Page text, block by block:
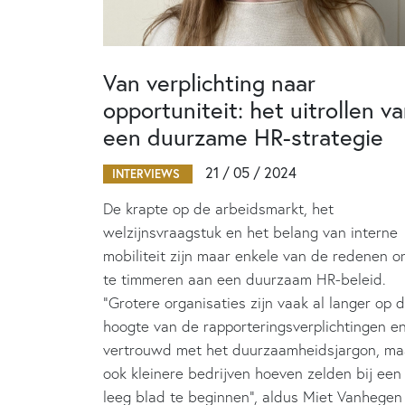
Van verplichting naar
opportuniteit: het uitrollen
een duurzame HR-strategie
INTERVIEWS
21 / 05 / 2024
De krapte op de arbeidsmarkt, het
welzijnsvraagstuk en het belang van interne
mobiliteit zijn maar enkele van de redenen
te timmeren aan een duurzaam HR-beleid.
“Grotere organisaties zijn vaak al langer op
hoogte van de rapporteringsverplichtingen en
vertrouwd met het duurzaamheidsjargon,
ook kleinere bedrijven hoeven zelden bij een
leeg blad te beginnen”, aldus Miet Vanhegen